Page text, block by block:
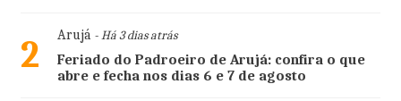
2 Arujá- Há 3 dias atrás
Feriado do Padroeiro de Arujá: confira o que
abre e fecha nos dias 6 e 7 de agosto